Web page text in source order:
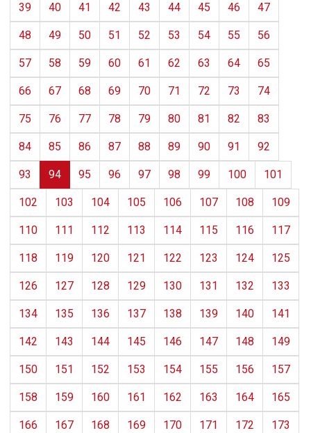
39 40 41 42 43 44 45 46 47
48 49 50 51 52 53 54 55 56
57 58 59 60 61 62 63 64 65
66 67 68 69 70 71 72 73 74
75 76 77 78 79 80 81 82 83
84 85 86 87 88 89 90 91 92
93 94 95 96 97 98 99 100 101
102 103 104 105 106 107 108 109
110 111 112 113 114 115 116 117
118 119 120 121 122 123 124 125
126 127 128 129 130 131 132 133
134 135 136 137 138 139 140 141
142 143 144 145 146 147 148 149
150 151 152 153 154 155 156 157
158 159 160 161 162 163 164 165
166 167 168 169 170 171 172 173